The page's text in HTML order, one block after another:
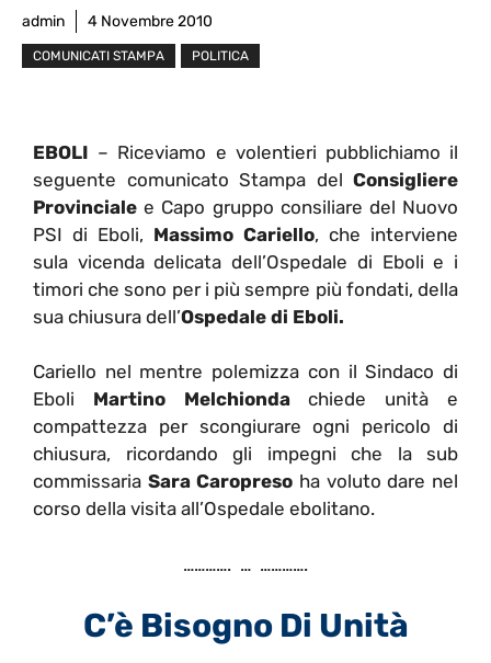
admin 4 Novembre 2010
COMUNICATI STAMPA POLITICA
EBOLI – Riceviamo e volentieri pubblichiamo il
seguente comunicato Stampa del Consigliere
Provincialee Capo gruppo consiliare del Nuovo
PSI di Eboli, Massimo Cariello, che interviene
sula vicenda delicata dell’Ospedale di Eboli e i
timori che sono per i più sempre più fondati, della
sua chiusura dell’Ospedale di Eboli.
Cariello nel mentre polemizza con il Sindaco di
Eboli Martino Melchiondachiede unità e
compattezza per scongiurare ogni pericolo di
chiusura, ricordando gli impegni che la sub
commissaria Sara Caropreso ha voluto dare nel
corso della visita all’Ospedale ebolitano.
…………. … ………….
C’è Bisogno Di Unità